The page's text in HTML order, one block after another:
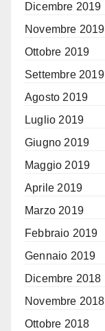
Dicembre 2019
Novembre 2019
Ottobre 2019
Settembre 2019
Agosto 2019
Luglio 2019
Giugno 2019
Maggio 2019
Aprile 2019
Marzo 2019
Febbraio 2019
Gennaio 2019
Dicembre 2018
Novembre 2018
Ottobre 2018